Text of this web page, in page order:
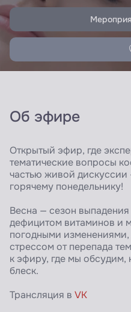
Об эфире
Открытый эфир, где
тематические вопросы
частью живой дискуссии
горячему понедельнику!
Весна — сезон
дефицитом витаминов и
погодными
стрессом от перепада
к эфиру, где мы обсудим,
блеск.
Трансляция в VK